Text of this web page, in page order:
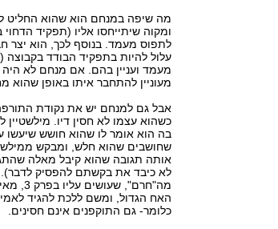
מה שיפה במנחם הוא שהוא החליט
ומקוה שיתייחסו אליו (תפקיד הדחוי
לתפוס מעמד. בנוסף לכך, הוא יצר
עלול להיות בתפקיד הבודד בקבוצה
מעמד ועניין בהם. אם מנחם לא היה
מעוניין להתחבר איתו באופן שהוא
אבל גם למנחם יש את נקודת
כשהוא עצמו לא חסין דיו. מילשטיין
בה הוא אומר לו שהוא חושש שיעשו
שחושבים שהוא חלש, ומבקש
אותה תגובה שהוא קיבל מאלה
לא כיבד את בקשתם להפסיק
האח הגדול, ומשם ללכת להגיד
כלומר- גם התוקפנים אינם חסינים.